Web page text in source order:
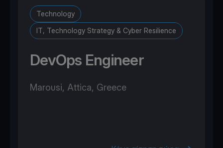
Technology
IT, Technology Strategy & Cyber Resilience
DevOps Engineer
Marousi, Attica, Greece